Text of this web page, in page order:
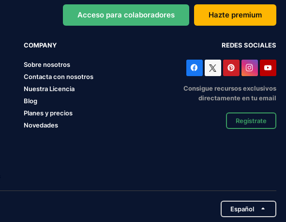
Acceso para colaboradores Hazte premium
COMPANY
Sobre nosotros
Contacta con nosotros
Nuestra Licencia
Blog
Planes y precios
Novedades
REDES SOCIALES
Consigue recursos exclusivos
directamente en tu email
Regístrate
Español